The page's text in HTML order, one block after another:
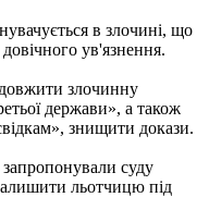
в злочині, що
ув'язнення.
злочинну
держави», а також
знищити докази.
суду
льотчицю під